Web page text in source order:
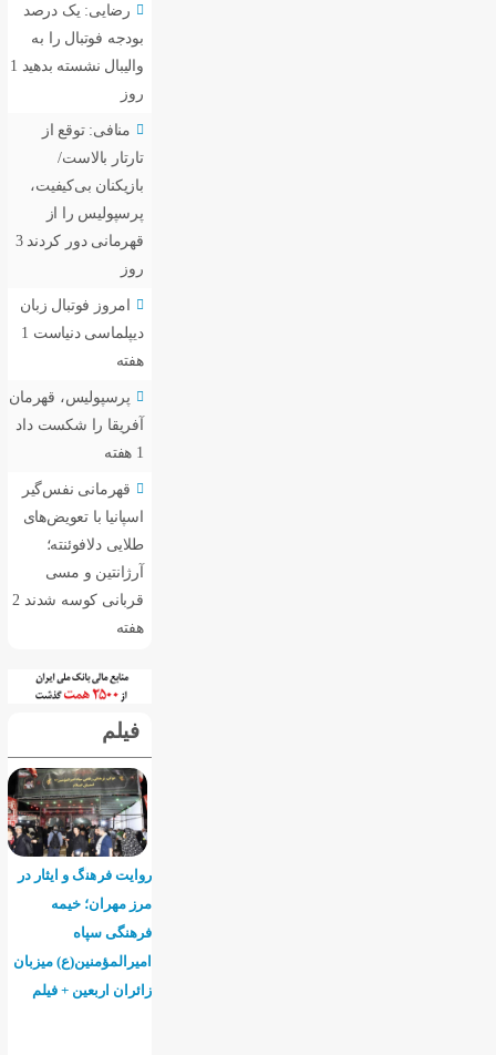
رضایی: یک درصد
بودجه فوتبال را به
والیبال نشسته بدهید 1
روز
منافی: توقع از
تارتار بالاست/
بازیکنان بی‌کیفیت،
پرسپولیس را از
قهرمانی دور کردند 3
روز
امروز فوتبال زبان
دیپلماسی دنیاست 1
هفته
پرسپولیس، قهرمان
آفریقا را شکست داد
1 هفته
قهرمانی نفس‌گیر
اسپانیا با تعویض‌های
طلایی دلافوئنته؛
آرژانتین و مسی
قربانی کوسه شدند 2
هفته
فیلم
روایت فرهنگ و ایثار در
مرز مهران؛ خیمه
فرهنگی سپاه
امیرالمؤمنین(ع) میزبان
زائران اربعین + فیلم